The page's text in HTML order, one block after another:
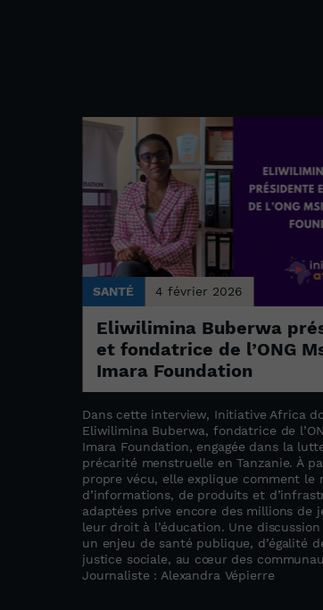
SANTÉ 4 février 2026
Eliwilimina Buberwa
et fondatrice de l’ONG
Imara Foundation
Dans cette interview, Initiative Africa
Eliwilimina Buberwa, fondatrice de
Imara Foundation, engagée dans la
précarité menstruelle en Tanzanie. À
propre vécu, elle explique comment le
d’informations, de produits et
adaptées prive encore des millions de
leur droit à l’éducation. Une
un enjeu de santé publique, d’égalité
justice sociale, au cœur des
Journaliste : Alexandra Vépierre